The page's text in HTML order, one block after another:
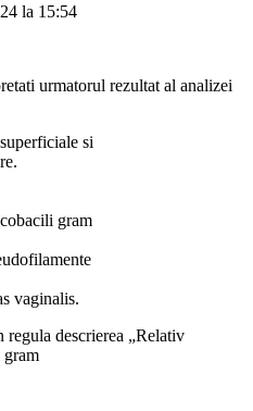
la 15:54
urmatorul rezultat al analizei
si
gram
vaginalis.
regula descrierea „Relativ